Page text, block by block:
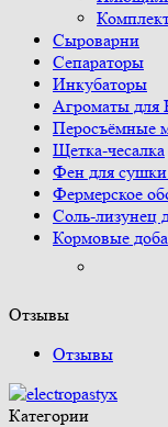
Сыроварни
Сепараторы
Инкубаторы
Агроматы для
Перосъёмные
Щетка-чесалка
Фен для сушки
Фермерское
Соль-лизунец
Кормовые
Отзывы
Отзывы
Категории